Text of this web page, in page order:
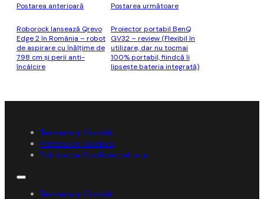
Postarea anterioară
Roborock lansează Qrevo
Edge 2 în România – robot
de aspirare cu înălțime de
7.98 cm și perii anti-
încâlcire
Postarea următoare
Proiector portabil BenQ
GV32 – review (Flexibil în
utilizare, dar nu tocmai
100% portabil, fiindcă îi
lipsește bateria integrată)
Termene și Condiții
Politica de Cookies
Politica de Confidențialitate
Termene și Condiții